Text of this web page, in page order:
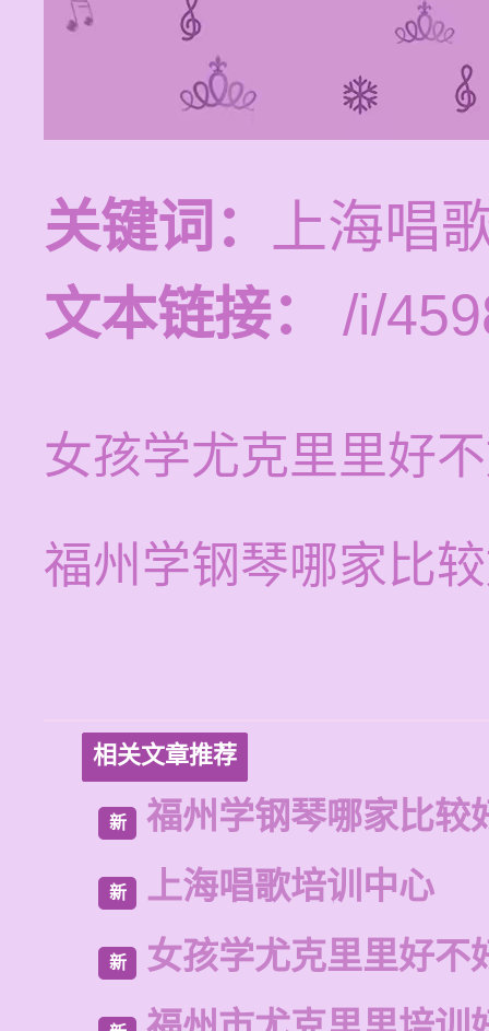
关键词： 上海唱
文本链接：
/i/
女孩学尤克里里好
福州学钢琴哪家比
相关文章推荐
新 福州学钢琴哪家比较
新 上海唱歌培训中心
新 女孩学尤克里里好不